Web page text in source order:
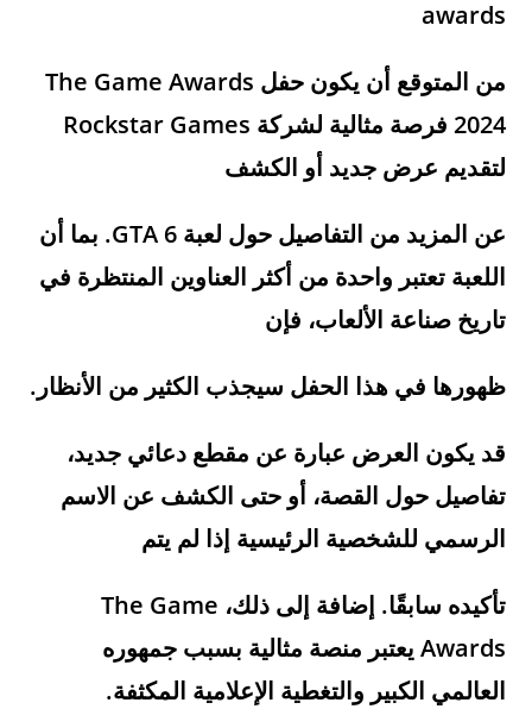
awards
من المتوقع أن يكون حفل The Game Awards
2024 فرصة مثالية لشركة Rockstar Games
لتقديم عرض جديد أو الكشف
عن المزيد من التفاصيل حول لعبةGTA 6. بما أن
اللعبة تعتبر واحدة من أكثر العناوين المنتظرة في
تاريخ صناعة الألعاب، فإن
ظهورها في هذا الحفل سيجذب الكثير من الأنظار.
قد يكون العرض عبارة عن مقطع دعائي جديد،
تفاصيل حول القصة، أو حتى الكشف عن الاسم
الرسمي للشخصية الرئيسية إذا لم يتم
تأكيده سابقًا. إضافة إلى ذلك، The Game
Awards يعتبر منصة مثالية بسبب جمهوره
العالمي الكبير والتغطية الإعلامية المكثفة.